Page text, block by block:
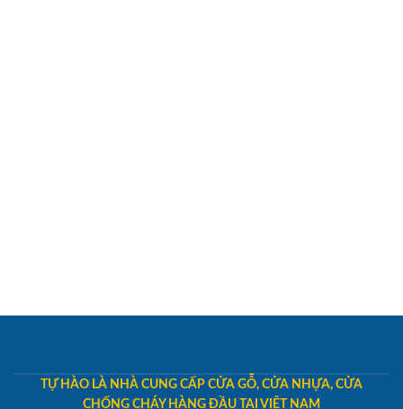
TỰ HÀO LÀ NHÀ CUNG CẤP CỬA GỖ, CỬA NHỰA, CỬA
CHỐNG CHÁY HÀNG ĐẦU TẠI VIỆT NAM